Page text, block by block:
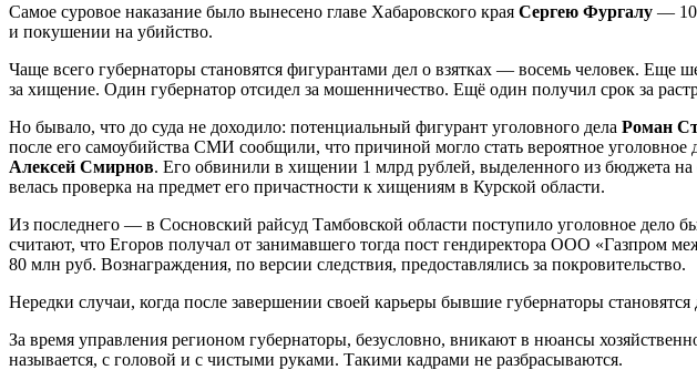
Самое суровое наказание было вынесено главе Хабаровского края Сергею Фургалу — 10
и покушении на убийство.
Чаще всего губернаторы становятся фигурантами дел о взятках — восемь человек.
за хищение. Один губернатор отсидел за мошенничество. Ещё один получил срок за
Но бывало, что до суда не доходило: потенциальный фигурант уголовного дела Роман
после его самоубийства СМИ сообщили, что причиной могло стать вероятное
Алексей Смирнов. Его обвинили в хищении 1 млрд рублей, выделенного из бюджета
велась проверка на предмет его причастности к хищениям в Курской области.
Из последнего — в Сосновский райсуд Тамбовской области поступило уголовное дело
считают, что Егоров получал от занимавшего тогда пост гендиректора ООО «Газпром
80 млн руб. Вознаграждения, по версии следствия, предоставлялись за покровительство.
Нередки случаи, когда после завершении своей карьеры бывшие губернаторы
За время управления регионом губернаторы, безусловно, вникают в нюансы
называется, с головой и с чистыми руками. Такими кадрами не разбрасываются.